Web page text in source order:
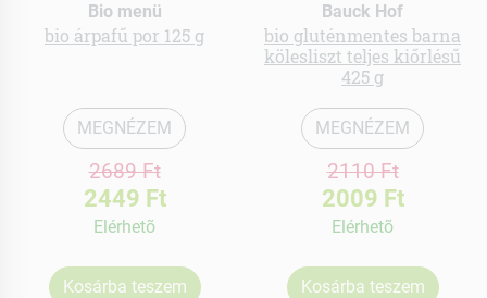
Bio menü
bio árpafű por 125 g
MEGNÉZEM
2689 Ft
2449 Ft
Elérhetõ
Kosárba teszem
Bauck Hof
bio gluténmentes barna
kölesliszt teljes kiőrlésű
425 g
MEGNÉZEM
2110 Ft
2009 Ft
Elérhetõ
Kosárba teszem